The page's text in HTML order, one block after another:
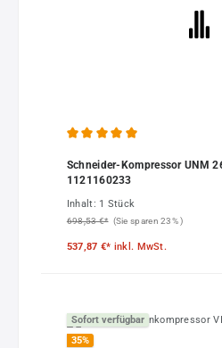
Schneider-Kompressor UNM
1121160233
Inhalt: 1 Stück
698,53 €* (Sie sparen 23% )
537,87 €* inkl. MwSt.
Sofort verfügbar
35%